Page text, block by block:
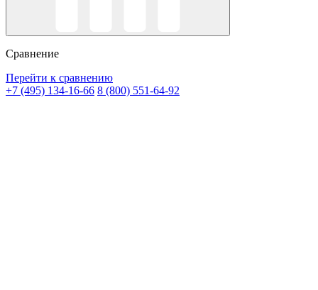
Сравнение
Перейти к сравнению
+7 (495) 134-16-66 8 (800) 551-64-92